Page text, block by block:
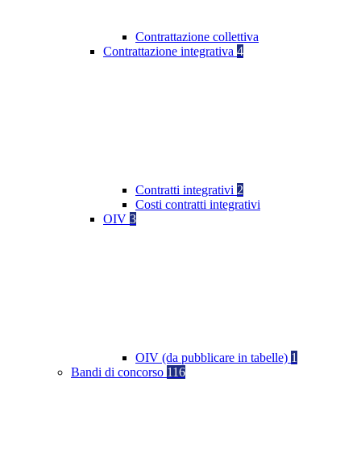
Contrattazione collettiva
Contrattazione integrativa 4
Contratti integrativi 2
Costi contratti integrativi
OIV 3
OIV (da pubblicare in tabelle) 1
Bandi di concorso 116